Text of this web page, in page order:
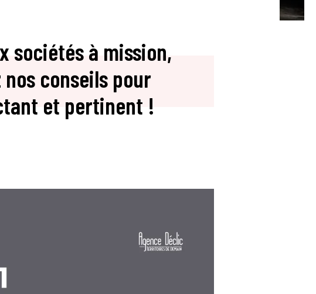
sociétés à mission,
conseils pour
et pertinent !